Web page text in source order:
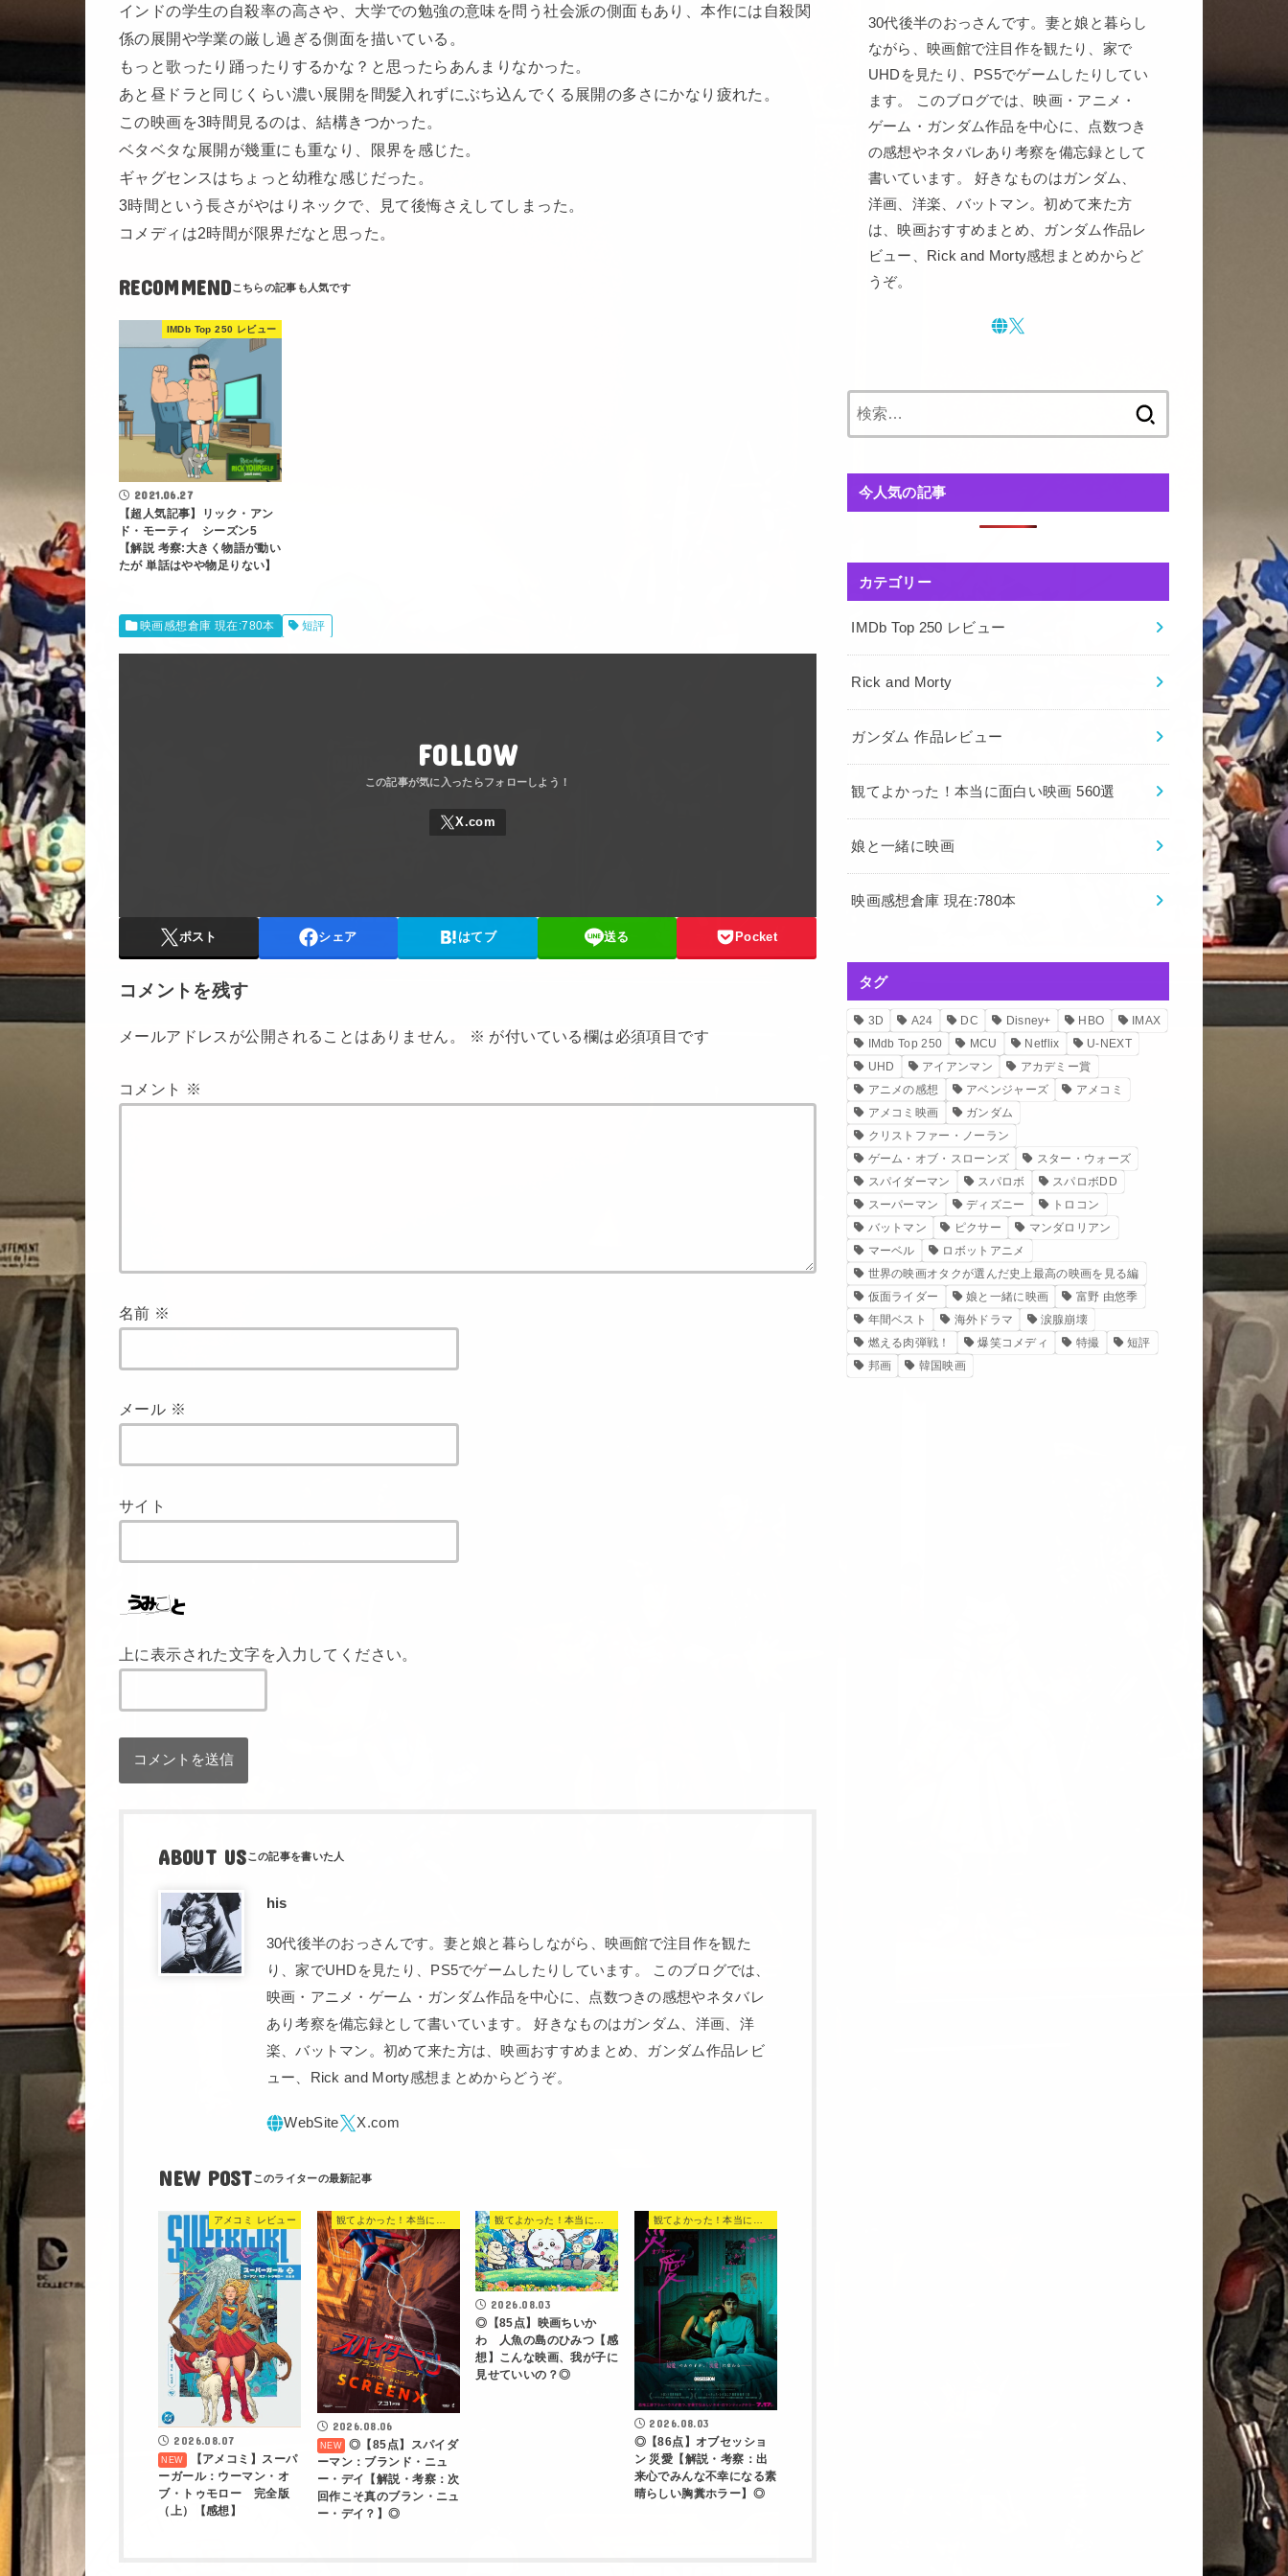
インドの学生の自殺率の高さや、大学での勉強の意味を問う社会派の側面もあり、本作には自殺関
係の展開や学業の厳し過ぎる側面を描いている。
もっと歌ったり踊ったりするかな？と思ったらあんまりなかった。
あと昼ドラと同じくらい濃い展開を間髪入れずにぶち込んでくる展開の多さにかなり疲れた。
この映画を3時間見るのは、結構きつかった。
ベタベタな展開が幾重にも重なり、限界を感じた。
ギャグセンスはちょっと幼稚な感じだった。
3時間という長さがやはりネックで、見て後悔さえしてしまった。
コメディは2時間が限界だなと思った。
RECOMMEND
IMDb Top 250 レビュー
2021.06.27
【超人気記事】リック・アン
ド・モーティ シーズン5
【解説 考察:大きく物語が動い
たが 単話はやや物足りない】
映画感想倉庫 現在:780本 短評
FOLLOW
ポスト シェア はてブ 送る Pocket
コメントを残す
メールアドレスが公開されることはありません。 ※ が付いている欄は必須項目です
コメント ※
名前 ※
メール ※
サイト
上に表示された文字を入力してください。
ABOUT US
his
30代後半のおっさんです。妻と娘と暮らしながら、映画館で注目作を観た
り、家でUHDを見たり、PS5でゲームしたりしています。 このブログでは、
映画・アニメ・ゲーム・ガンダム作品を中心に、点数つきの感想やネタバレ
あり考察を備忘録として書いています。 好きなものはガンダム、洋画、洋
楽、バットマン。初めて来た方は、映画おすすめまとめ、ガンダム作品レビ
ュー、Rick and Morty感想まとめからどうぞ。
NEW POST
アメコミ レビュー
2026.08.07
【アメコミ】スーパ
ーガール：ウーマン・オ
ブ・トゥモロー 完全版
（上）【感想】
2026.08.06
◎【85点】スパイダ
ーマン：ブランド・ニュ
ー・デイ【解説・考察：次
回作こそ真のブラン・ニュ
ー・デイ？】◎
2026.08.03
◎【85点】映画ちいか
わ 人魚の島のひみつ【感
想】こんな映画、我が子に
見せていいの？◎
2026.08.03
◎【86点】オブセッショ
ン 災愛【解説・考察：出
来心でみんな不幸になる素
晴らしい胸糞ホラー】◎
30代後半のおっさんです。妻と娘と暮らし
ながら、映画館で注目作を観たり、家で
UHDを見たり、PS5でゲームしたりしてい
ます。 このブログでは、映画・アニメ・
ゲーム・ガンダム作品を中心に、点数つき
の感想やネタバレあり考察を備忘録として
書いています。 好きなものはガンダム、
洋画、洋楽、バットマン。初めて来た方
は、映画おすすめまとめ、ガンダム作品レ
ビュー、Rick and Morty感想まとめからど
うぞ。
今人気の記事
カテゴリー
IMDb Top 250 レビュー
Rick and Morty
ガンダム 作品レビュー
観てよかった！本当に面白い映画 560選
娘と一緒に映画
映画感想倉庫 現在:780本
タグ
3D A24 DC Disney+ HBO
IMAX
IMdb Top 250
MCU Netflix
U-NEXT
UHD
アイアンマン
アカデミー賞
アニメの感想
アベンジャーズ
アメコミ
アメコミ映画
ガンダム
クリストファー・ノーラン
ゲーム・オブ・スローンズ
スター・ウォーズ
スパイダーマン
スパロボ
スパロボDD
スーパーマン
ディズニー
トロコン
バットマン
ピクサー
マンダロリアン
マーベル
ロボットアニメ
世界の映画オタクが選んだ史上最高の映画を見る編
仮面ライダー
娘と一緒に映画
富野 由悠季
年間ベスト
海外ドラマ
涙腺崩壊
燃える肉弾戦！
爆笑コメディ 特撮
短評
邦画
韓国映画